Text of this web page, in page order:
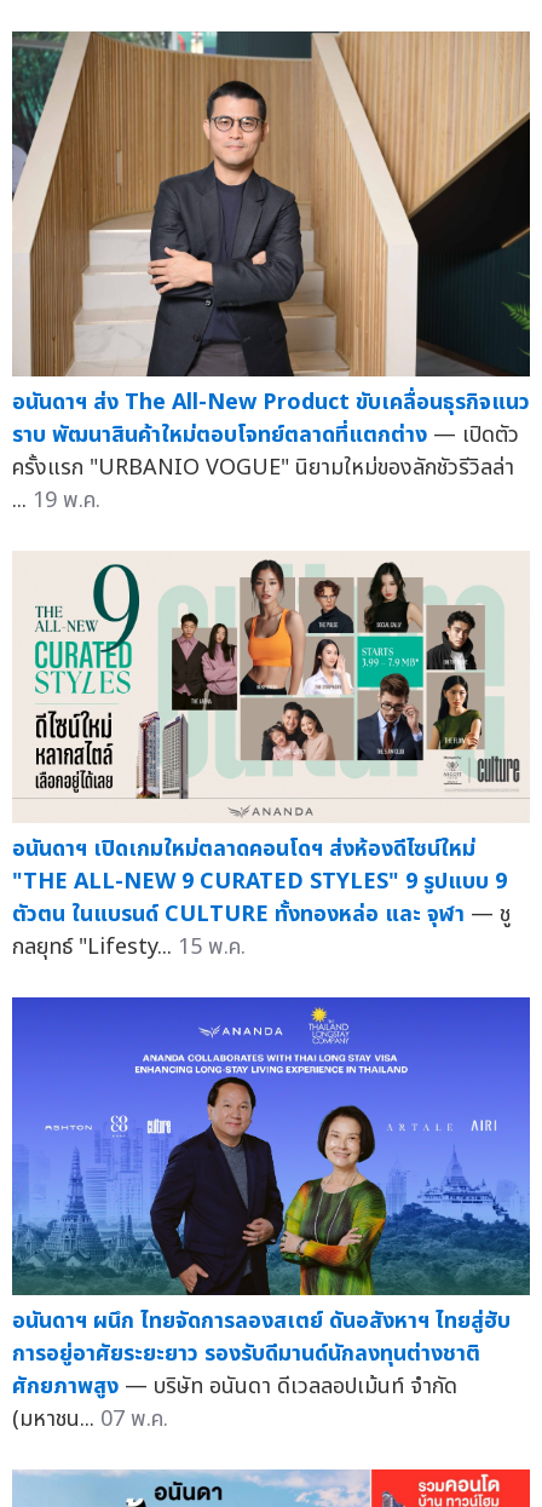
อนันดาฯ ส่ง The All-New Product ขับเคลื่อนธุรกิจแนว
ราบ พัฒนาสินค้าใหม่ตอบโจทย์ตลาดที่แตกต่าง — เปิดตัว
ครั้งแรก "URBANIO VOGUE" นิยามใหม่ของลักชัวรีวิลล่า
... 19 พ.ค.
อนันดาฯ เปิดเกมใหม่ตลาดคอนโดฯ ส่งห้องดีไซน์ใหม่
"THE ALL-NEW 9 CURATED STYLES" 9 รูปแบบ 9
ตัวตน ในแบรนด์ CULTURE ทั้งทองหล่อ และ จุฬา — ชู
กลยุทธ์ "Lifesty... 15 พ.ค.
อนันดาฯ ผนึก ไทยจัดการลองสเตย์ ดันอสังหาฯ ไทยสู่ฮับ
การอยู่อาศัยระยะยาว รองรับดีมานด์นักลงทุนต่างชาติ
ศักยภาพสูง — บริษัท อนันดา ดีเวลลอปเม้นท์ จำกัด
(มหาชน... 07 พ.ค.